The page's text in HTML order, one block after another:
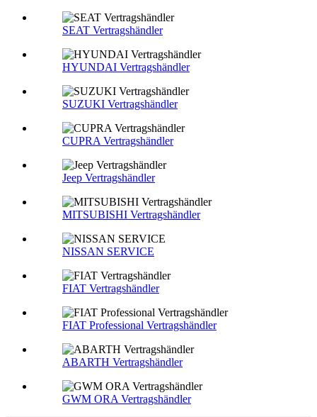
SEAT Vertragshändler
HYUNDAI Vertragshändler
SUZUKI Vertragshändler
CUPRA Vertragshändler
Jeep Vertragshändler
MITSUBISHI Vertragshändler
NISSAN SERVICE
FIAT Vertragshändler
FIAT Professional Vertragshändler
ABARTH Vertragshändler
GWM ORA Vertragshändler